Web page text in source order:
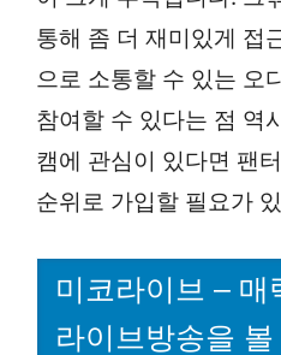
통해 좀 더 재미있게 접
으로 소통할 수 있는 오
참여할 수 있다는 점 역
캠에 관심이 있다면 팬
순위로 가입할 필요가
미코라이브 – 매
라이브방송을